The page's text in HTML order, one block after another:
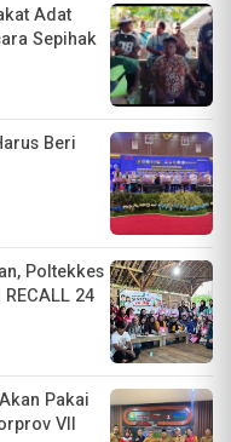
Adat
Sepihak
Beri
Poltekkes
24
Pakai
VII